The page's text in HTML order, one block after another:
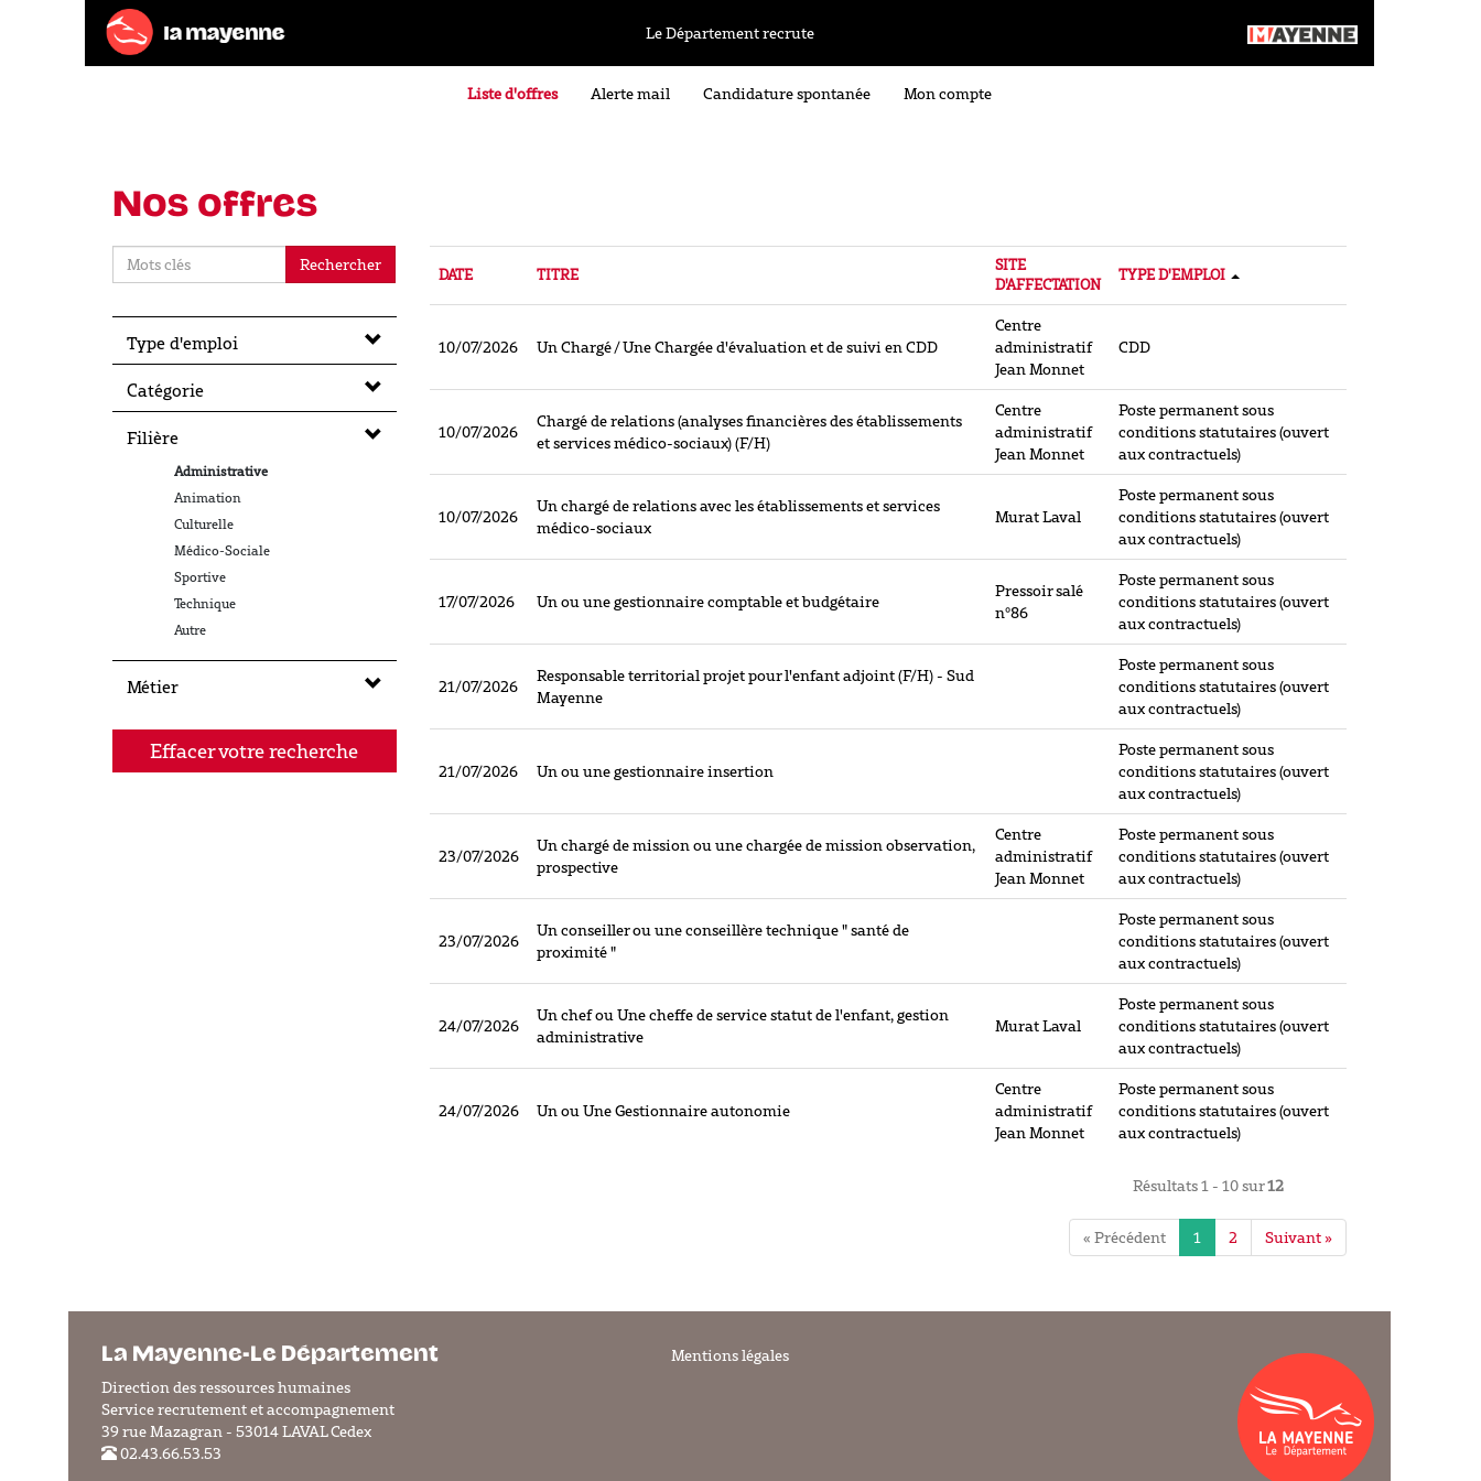
Le Département recrute
Liste d'offres Alerte mail Candidature spontanée Mon compte
Nos offres
Rechercher
Type d'emploi
Catégorie
Filière
Administrative
Animation
Culturelle
Médico-Sociale
Sportive
Technique
Autre
Métier
Effacer votre recherche
DATE TITRE
SITE
D'AFFECTATION
TYPE D'EMPLOI
10/07/2026 Un Chargé / Une Chargée d'évaluation et de suivi en CDD
Centre
administratif
Jean Monnet
CDD
10/07/2026
Chargé de relations (analyses financières des établissements
et services médico-sociaux) (F/H)
Centre
administratif
Jean Monnet
Poste permanent sous
conditions statutaires (ouvert
aux contractuels)
10/07/2026
Un chargé de relations avec les établissements et services
médico-sociaux
Murat Laval
Poste permanent sous
conditions statutaires (ouvert
aux contractuels)
17/07/2026 Un ou une gestionnaire comptable et budgétaire
Pressoir salé
n°86
Poste permanent sous
conditions statutaires (ouvert
aux contractuels)
21/07/2026
Responsable territorial projet pour l'enfant adjoint (F/H) - Sud
Mayenne
Poste permanent sous
conditions statutaires (ouvert
aux contractuels)
21/07/2026 Un ou une gestionnaire insertion
Poste permanent sous
conditions statutaires (ouvert
aux contractuels)
23/07/2026
Un chargé de mission ou une chargée de mission observation,
prospective
Centre
administratif
Jean Monnet
Poste permanent sous
conditions statutaires (ouvert
aux contractuels)
23/07/2026
Un conseiller ou une conseillère technique " santé de
proximité "
Poste permanent sous
conditions statutaires (ouvert
aux contractuels)
24/07/2026
Un chef ou Une cheffe de service statut de l'enfant, gestion
administrative
Murat Laval
Poste permanent sous
conditions statutaires (ouvert
aux contractuels)
24/07/2026 Un ou Une Gestionnaire autonomie
Centre
administratif
Jean Monnet
Poste permanent sous
conditions statutaires (ouvert
aux contractuels)
Résultats 1 - 10 sur12
« Précédent 1 2 Suivant »
La Mayenne-Le Département
Direction des ressources humaines
Service recrutement et accompagnement
39 rue Mazagran - 53014 LAVAL Cedex
02.43.66.53.53
Mentions légales